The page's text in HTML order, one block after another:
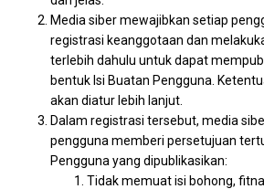
Media siber mewajibkan setiap
registrasi keanggotaan dan
terlebih dahulu untuk dapat
bentuk Isi Buatan Pengguna.
akan diatur lebih lanjut.
Dalam registrasi tersebut, media
pengguna memberi persetujuan
Pengguna yang dipublikasikan:
Tidak memuat isi bohong,